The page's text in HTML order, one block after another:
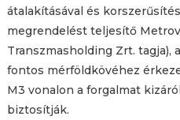
átalakításával és
megrendelést teljesítő
Transzmasholding Zrt. tagja),
fontos mérföldkövéhez
M3 vonalon a forgalmat
biztosítják.